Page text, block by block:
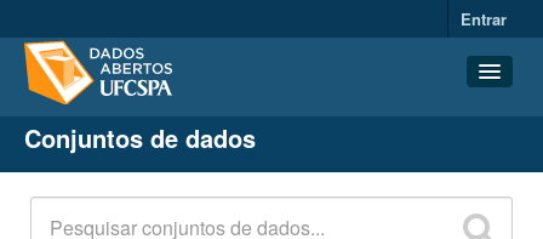
Entrar
Conjuntos de dados
Organizações
Grupos
Conjuntos de dados